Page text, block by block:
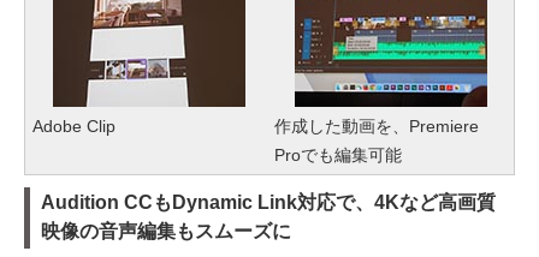
Adobe Clip
作成した動画を、Premiere
Proでも編集可能
Audition CCもDynamic Link対応で、4Kなど高画質
映像の音声編集もスムーズに